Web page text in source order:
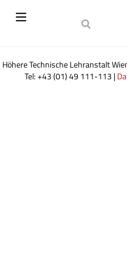
Höhere Technische Lehranstalt
Tel: +43 (01) 49 111-113 |